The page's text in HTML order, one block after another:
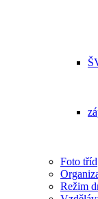
Foto tříd
Režim